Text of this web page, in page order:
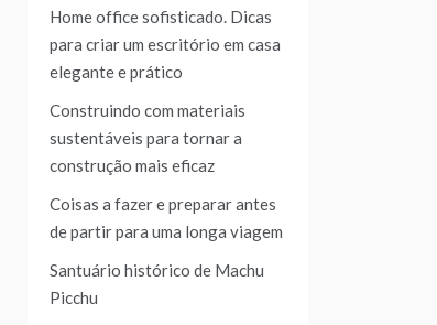
Home office sofisticado. Dicas
para criar um escritório em casa
elegante e prático
Construindo com materiais
sustentáveis para tornar a
construção mais eficaz
Coisas a fazer e preparar antes
de partir para uma longa viagem
Santuário histórico de Machu
Picchu